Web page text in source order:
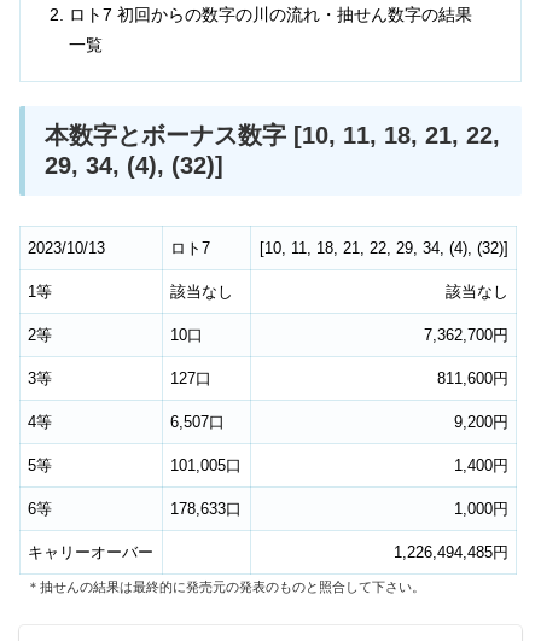
ロト7 初回からの数字の川の流れ・抽せん数字の結果
一覧
本数字とボーナス数字 [10, 11, 18, 21, 22,
29, 34, (4), (32)]
2023/10/13 ロト7 [10, 11 18, 21 22, 29, 34, (4), (32)]
1等 該当なし 該当なし
2等 10口 7,362,700円
3等 127口 811,600円
4等 6,507口 9,200円
5等 101,005口 1,400円
6等 178,633口 1,000円
キャリーオーバー 1,226,494,485円
＊抽せんの結果は最終的に発売元の発表のものと照合して下さい。